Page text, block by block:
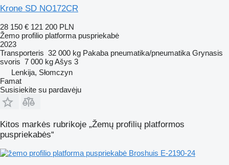
Krone SD NO172CR
28 150 € 121 200 PLN
Žemo profilio platforma puspriekabė
2023
Transporteris 32 000 kg Pakaba pneumatika/pneumatika Grynasis
svoris 7 000 kgAšys 3
Lenkija, Słomczyn
Famat
Susisiekite su pardavėju
Kitos markės rubrikoje „Žemų profilių platformos
puspriekabės“